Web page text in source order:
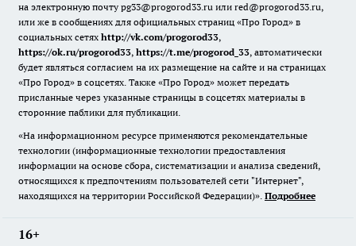
на электронную почту pg33@progorod33.ru или red@progorod33.ru,
или же в сообщениях для официальных страниц «Про Город» в
социальных сетях http://vk.com/progorod33,
https://ok.ru/progorod33, https://t.me/progorod_33, автоматически
будет являться согласием на их размещение на сайте и на страницах
«Про Город» в соцсетях. Также «Про Город» может передать
присланные через указанные страницы в соцсетях материалы в
сторонние паблики для публикации.
«На информационном ресурсе применяются рекомендательные
технологии (информационные технологии предоставления
информации на основе сбора, систематизации и анализа сведений,
относящихся к предпочтениям пользователей сети "Интернет",
находящихся на территории Российской Федерации)». Подробнее
16+